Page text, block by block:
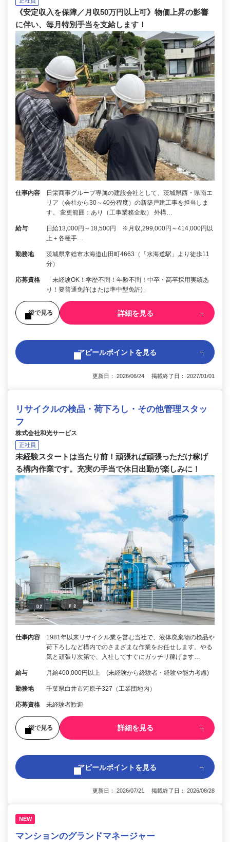
《安定収入を保障／月収50万円以上可》物価上昇の影響
に伴い、毎月特別手当を支給します！
仕事内容
日栄商事グループ専属の建設会社として、茨城県西・県南エ
リア（会社から30～40分程度）の新築戸建工事を担当しま
す。 変更範囲：あり（工事業務全般） 外構…
給与
日給13,000円～18,500円 ※月収,299,000円～414,000円以
上＋各種手…
勤務地
茨城県常総市水海道山田町4663（「水海道駅」より徒歩11
分）
応募資格
「未経験OK！学歴不問！年齢不問！中卒・高卒採用実績あ
り！要普通免許(または準中型免許)」
後で見る 詳細を見る
アピールポイントを見る
更新日： 2026/06/24 掲載終了日： 2027/01/01
リサイクルの検品・荷下ろし・その他管理スタッ
フ
株式会社和光サービス
正社員
未経験スタートは当たり前！頑張れば頑張っただけ稼げ
る構内作業です。充実の手当で休日出勤が楽しみに！
仕事内容
1981年以来リサイクル業を営む当社で、液体廃棄物の検品や
荷下ろしなど構内でのさまざまな作業をお任せします。やる
気と頑張り次第で、入社してすぐにガッチリ稼げます…
給与 月給400,000円以上 (未経験から経験者・経験や能力考慮)
勤務地 千葉県白井市河原子327（工業団地内）
応募資格 未経験者歓迎
後で見る 詳細を見る
アピールポイントを見る
更新日： 2026/07/21 掲載終了日： 2026/08/28
NEW
マンションのグランドマネージャー